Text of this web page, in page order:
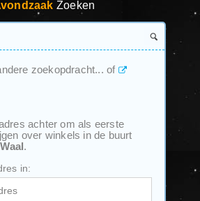
Zoeken
zoekopdracht... of
achter om als eerste
over winkels in de buurt
.
in: